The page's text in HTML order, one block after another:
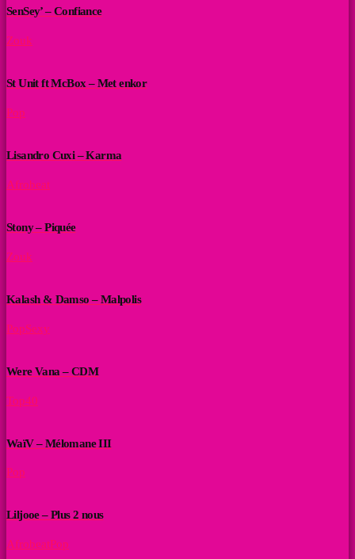
SenSey’ – Confiance
Zouk
St Unit ft McBox – Met enkor
Pop
Lisandro Cuxi – Karma
Afrobeat
Stony – Piquée
Zouk
Kalash & Damso – Malpolis
PopSexy
Were Vana – CDM
Top40
WaïV – Mélomane III
Pop
Liljooe – Plus 2 nous
AfrobeatPop